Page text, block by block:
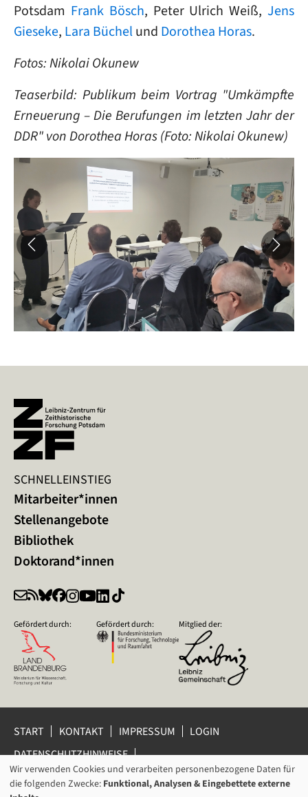
Potsdam Frank Bösch, Peter Ulrich Weiß,Jens
Gieseke, Lara Büchelund Dorothea Horas.
Fotos: Nikolai Okunew
Teaserbild: Publikum beim Vortrag "Umkämpfte
Erneuerung – Die Berufungen im letzten Jahr der
DDR" von Dorothea Horas (Foto: Nikolai Okunew)
SCHNELLEINSTIEG
Mitarbeiter*innen
Stellenangebote
Bibliothek
Doktorand*innen
Gefördert durch: Gefördert durch: Mitglied der:
START KONTAKT IMPRESSUM
LOGIN
DATENSCHUTZHINWEISE
DATENSCHUTZ-EINSTELLUNGEN
HINWEISGEBERSCHUTZ
VERWENDUNG
Wir verwenden Cookies und verarbeiten personenbezogene Daten für
die folgenden Zwecke: Funktional, Analysen & Eingebettete externe